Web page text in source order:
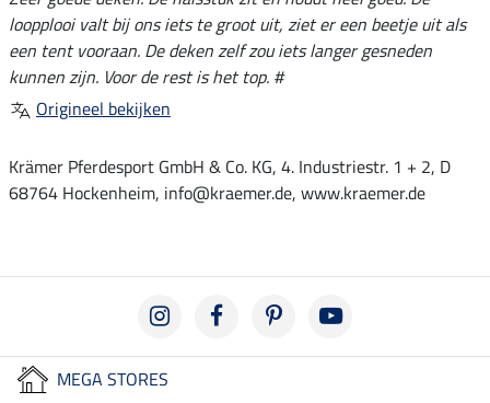
loopplooi valt bij ons iets te groot uit, ziet er een beetje uit als
een tent vooraan. De deken zelf zou iets langer gesneden
kunnen zijn. Voor de rest is het top. #
Origineel bekijken
Krämer Pferdesport GmbH & Co. KG, 4. Industriestr. 1 + 2, D
68764 Hockenheim, info@kraemer.de, www.kraemer.de
MEGA STORES